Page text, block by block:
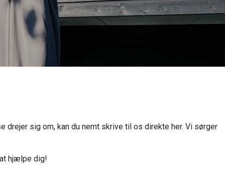
drejer sig om, kan du nemt skrive til os direkte her. Vi sørger
hjælpe dig!